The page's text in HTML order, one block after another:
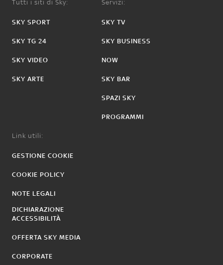
Tutti i siti di Sky:
SKY SPORT
SKY TG 24
SKY VIDEO
SKY ARTE
Servizi:
SKY TV
SKY BUSINESS
NOW
SKY BAR
SPAZI SKY
PROGRAMMI
Link utili:
GESTIONE COOKIE
COOKIE POLICY
NOTE LEGALI
DICHIARAZIONE
ACCESSIBILITÀ
OFFERTA SKY MEDIA
CORPORATE